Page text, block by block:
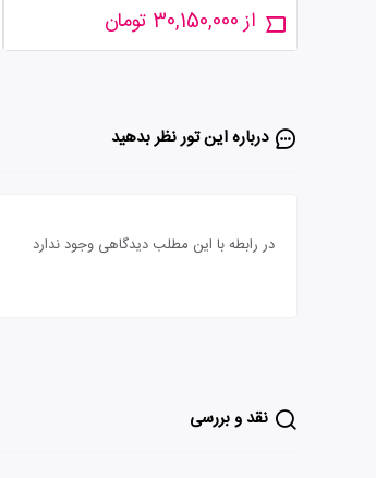
از 30,150,000 تومان
درباره این تور‌ نظر بدهید
در رابطه با این مطلب دیدگاهی وجود ندارد
نقد و بررسی